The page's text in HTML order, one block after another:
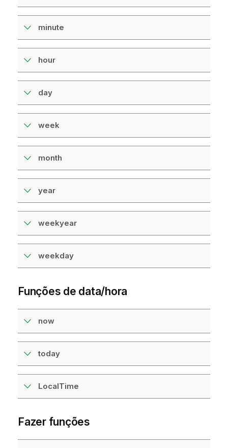
minute
hour
day
week
month
year
weekyear
weekday
Funções de data/hora
now
today
LocalTime
Fazer funções